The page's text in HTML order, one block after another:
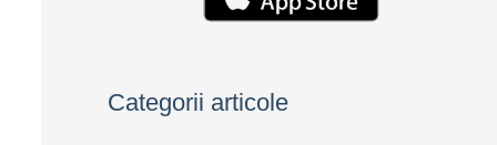
Categorii articole